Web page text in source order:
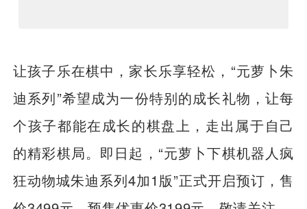
让孩子乐在棋中，家长乐享轻松，“元萝卜朱
迪系列”希望成为一份特别的成长礼物，让每
个孩子都能在成长的棋盘上，走出属于自己
的精彩棋局。即日起，“元萝卜下棋机器人疯
狂动物城朱迪系列4加1版”正式开启预订，售